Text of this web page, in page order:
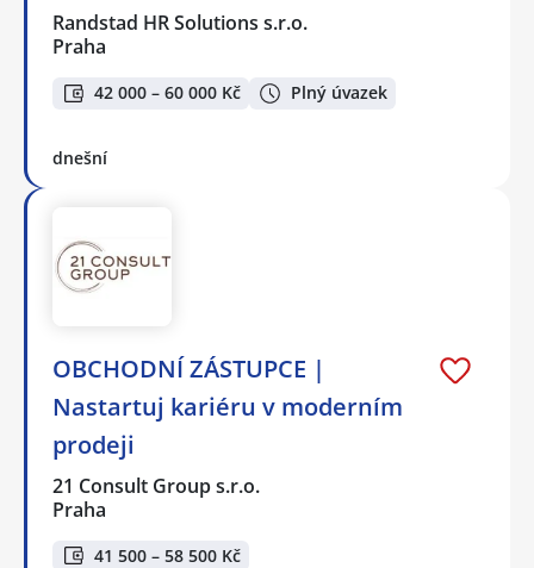
Randstad HR Solutions s.r.o.
Praha
42 000 – 60 000 Kč Plný úvazek
dnešní
OBCHODNÍ ZÁSTUPCE |
Nastartuj kariéru v moderním
prodeji
21 Consult Group s.r.o.
Praha
41 500 – 58 500 Kč